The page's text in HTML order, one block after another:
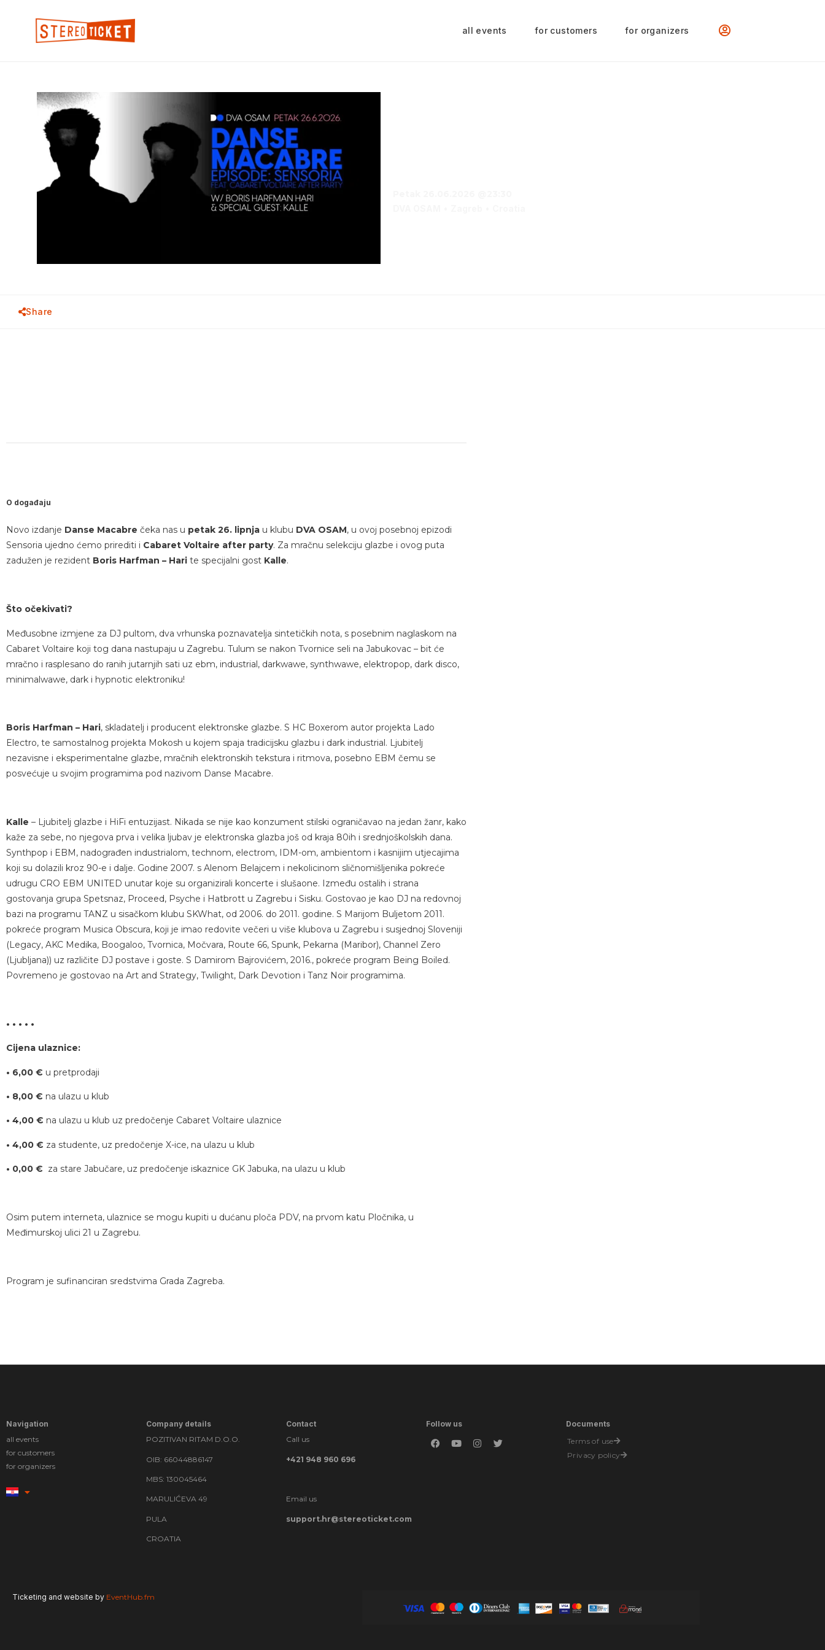
all events for customers for organizers
Share
O događaju
Novo izdanje Danse Macabre čeka nas u petak 26. lipnja u klubu DVA OSAM, u ovoj posebnoj epizodi
Sensoria ujedno ćemo prirediti i Cabaret Voltaire after party. Za mračnu selekciju glazbe i ovog puta
zadužen je rezident Boris Harfman – Hari te specijalni gost Kalle.
Što očekivati?
Međusobne izmjene za DJ pultom, dva vrhunska poznavatelja sintetičkih nota, s posebnim naglaskom na
Cabaret Voltaire koji tog dana nastupaju u Zagrebu. Tulum se nakon Tvornice seli na Jabukovac – bit će
mračno i rasplesano do ranih jutarnjih sati uz ebm, industrial, darkwawe, synthwawe, elektropop, dark disco,
minimalwawe, dark i hypnotic elektroniku!
Boris Harfman – Hari, skladatelj i producent elektronske glazbe. S HC Boxerom autor projekta Lado
Electro, te samostalnog projekta Mokosh u kojem spaja tradicijsku glazbu i dark industrial. Ljubitelj
nezavisne i eksperimentalne glazbe, mračnih elektronskih tekstura i ritmova, posebno EBM čemu se
posvećuje u svojim programima pod nazivom Danse Macabre.
Kalle – Ljubitelj glazbe i HiFi entuzijast. Nikada se nije kao konzument stilski ograničavao na jedan žanr, kako
kaže za sebe, no njegova prva i velika ljubav je elektronska glazba još od kraja 80ih i srednjoškolskih dana.
Synthpop i EBM, nadograđen industrialom, technom, electrom, IDM-om, ambientom i kasnijim utjecajima
koji su dolazili kroz 90-e i dalje. Godine 2007. s Alenom Belajcem i nekolicinom sličnomišljenika pokreće
udrugu CRO EBM UNITED unutar koje su organizirali koncerte i slušaone. Između ostalih i strana
gostovanja grupa Spetsnaz, Proceed, Psyche i Hatbrott u Zagrebu i Sisku. Gostovao je kao DJ na redovnoj
bazi na programu TANZ u sisačkom klubu SKWhat, od 2006. do 2011. godine. S Marijom Buljetom 2011.
pokreće program Musica Obscura, koji je imao redovite večeri u više klubova u Zagrebu i susjednoj Sloveniji
(Legacy, AKC Medika, Boogaloo, Tvornica, Močvara, Route 66, Spunk, Pekarna (Maribor), Channel Zero
(Ljubljana)) uz različite DJ postave i goste. S Damirom Bajrovićem, 2016., pokreće program Being Boiled.
Povremeno je gostovao na Art and Strategy, Twilight, Dark Devotion i Tanz Noir programima.
• • • • •
Cijena ulaznice:
• 6,00 € u pretprodaji
• 8,00 € na ulazu u klub
• 4,00 € na ulazu u klub uz predočenje Cabaret Voltaire ulaznice
• 4,00 € za studente, uz predočenje X-ice, na ulazu u klub
• 0,00 € za stare Jabučare, uz predočenje iskaznice GK Jabuka, na ulazu u klub
Osim putem interneta, ulaznice se mogu kupiti u dućanu ploča PDV, na prvom katu Pločnika, u
Međimurskoj ulici 21 u Zagrebu.
Program je sufinanciran sredstvima Grada Zagreba.
Navigation
all events
for customers
for organizers
Company details
POZITIVAN RITAM D.O.O.
OIB: 66044886147
MBS: 130045464
MARULIĆEVA 49
PULA
CROATIA
Contact
Call us
+421 948 960 696
Email us
support.hr@stereoticket.com
Follow us
Documents
Terms of use
Privacy policy
Ticketing and website by EventHub.fm